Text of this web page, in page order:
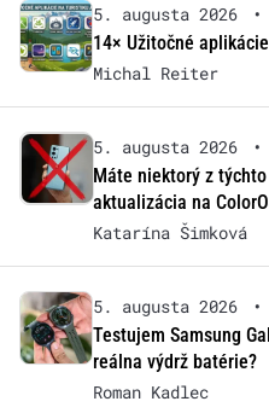
5. augusta 2026 •
14× Užitočné
Michal Reiter
5. augusta 2026 •
Máte niektorý z
aktualizácia na
Katarína Šimková
5. augusta 2026 •
Testujem Samsung
reálna výdrž batérie?
Roman Kadlec